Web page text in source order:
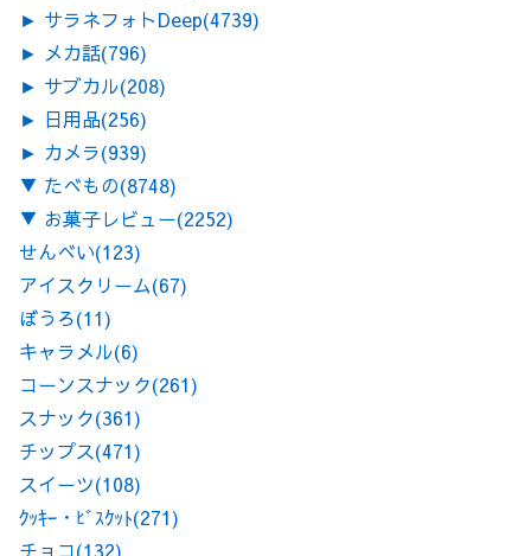
► サラネフォトDeep(4739)
► メカ話(796)
► サブカル(208)
► 日用品(256)
► カメラ(939)
▼ たべもの(8748)
▼ お菓子レビュー(2252)
せんべい(123)
アイスクリーム(67)
ぼうろ(11)
キャラメル(6)
コーンスナック(261)
スナック(361)
チップス(471)
スイーツ(108)
ｸｯｷｰ・ﾋﾞｽｹｯﾄ(271)
チョコ(132)